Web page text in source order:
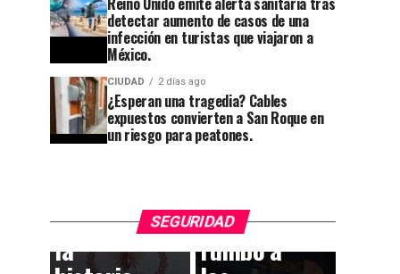
detectar aumento de casos de una
infección en turistas que viajaron a
México.
CIUDAD 2 días ago
¿Esperan una tragedia? Cables
expuestos convierten a San Roque en
un riesgo para peatones.
SEGURIDAD
la UG a
60
jubilados;
décadas
de
huella en
la
apaga:
denuncian
abandono
en
Cuesta
callejón
rumbo a